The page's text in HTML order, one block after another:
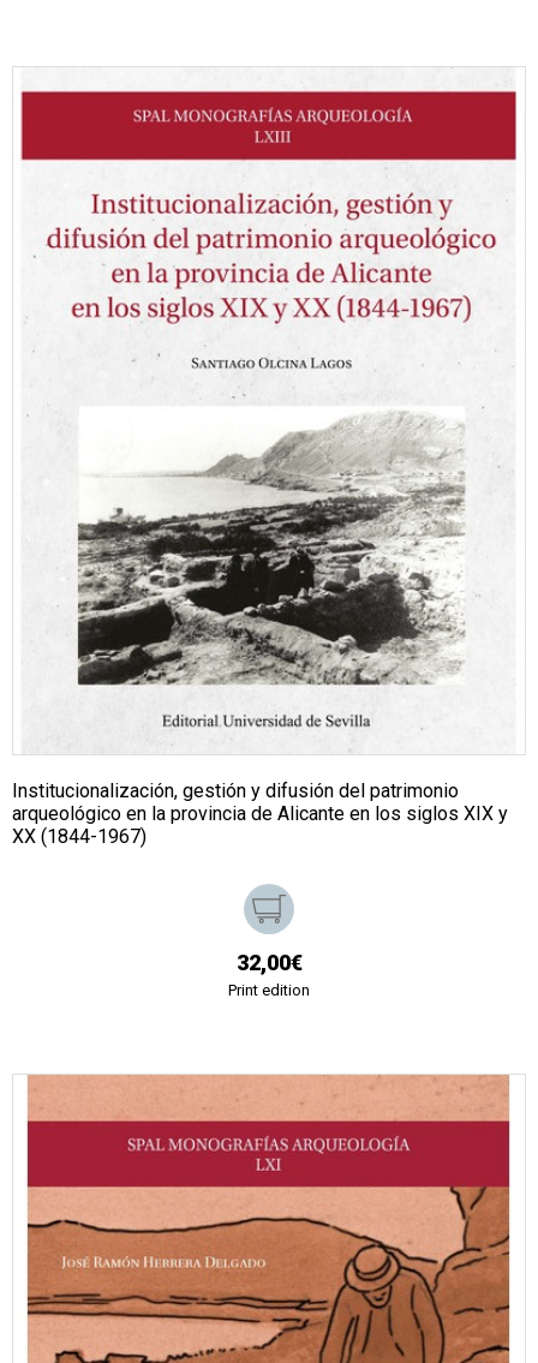
Institucionalización, gestión y difusión del patrimonio
arqueológico en la provincia de Alicante en los siglos XIX y
XX (1844-1967)
32,00€
Print edition